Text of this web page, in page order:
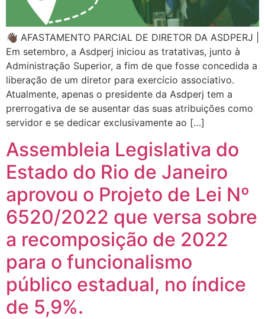
👋🏿 AFASTAMENTO PARCIAL DE DIRETOR DA ASDPERJ |
Em setembro, a Asdperj iniciou as tratativas, junto à
Administração Superior, a fim de que fosse concedida a
liberação de um diretor para exercício associativo.
Atualmente, apenas o presidente da Asdperj tem a
prerrogativa de se ausentar das suas atribuições como
servidor e se dedicar exclusivamente ao […]
Assembleia Legislativa do
Estado do Rio de Janeiro
aprovou o Projeto de Lei Nº
6520/2022 que versa sobre
a recomposição de 2022
para o funcionalismo
público estadual, no índice
de 5,9%.